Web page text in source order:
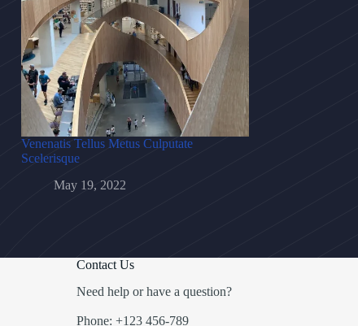
Venenatis Tellus Metus Culputate
Scelerisque
May 19, 2022
Contact Us
Need help or have a question?
Phone: +123 456-789